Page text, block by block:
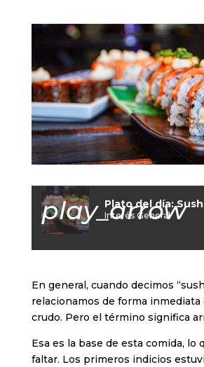
play_arrow
Plato del día:
Interés General
En general, cuando decimos
relacionamos de forma inmediata
crudo. Pero el término significa
Esa es la base de esta comida, lo
faltar. Los primeros indicios